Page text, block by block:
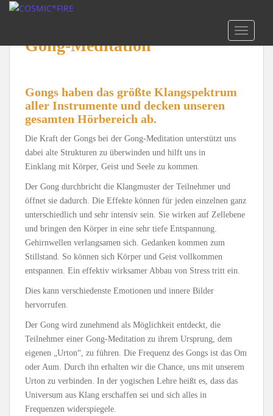
p
Gong-Meditation
Gongs haben das größte Klangspektrum
aller Instrumente und decken unseren
gesamten Hörbereich ab.
Die Kraft der Gongs bei der Gong-Meditation unterstützt uns
dabei alte Strukturen zu überwinden und hilft uns in
Einklang mit Körper, Geist und Seele zu kommen.
Der Gong durchbricht die Klangmuster der Teilnehmer und
öffnet sie dadurch. Die Effekte können für jeden einzelnen ganz
unterschiedlich und sehr intensiv sein. Sie wirken auf Zellebene
und bringen den Körper in eine sehr tiefe Entspannung.
Gehirnwellen verlangsamen sich. Gedanken kommen zum
Stillstand. So können sich Körper und Geist vollkommen
entspannen. Ein effektiv wirksamer Abbau von Stress tritt ein.
Dies kann verschiedenste Emotionen und innere Bilder
hervorrufen.
Der Gong wird zunehmend als Möglichkeit entdeckt, die
Teilnehmer einer Gong-Meditation zu ihrem Ursprung, dem
eigenen „Urton“, zu führen. Die Frequenz des Gongs ist das Om
oder Aum. Durch ihn erhalten wir die Chance, uns mit unserem
Urton zu verbinden. In der yogischen Lehre heißt es, dass das
Universum aus Klang erschaffen sei und sich alles in
Frequenzen widerspiegele.